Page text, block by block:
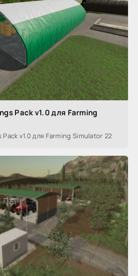
Pack v1.0 для Farming
v1.0 для Farming Simulator 22